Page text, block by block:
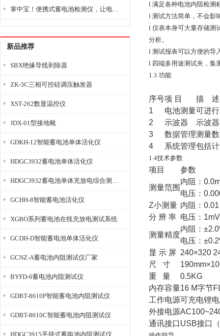
掌中宝！便携式蓄电池检测仪，让电池检测变得简单又快捷！
新品推荐
SBX绝缘导线剥除器
ZK-3C三相可控硅调压触发器
XST-262数显温控仪
JDX-01型接地靴
GDKH-12智能蓄电池单体活化仪
HDGC3932蓄电池单体活化仪
HDGC3932蓄电池单体充放电综合测试仪
GCHH-8智能蓄电池活化仪
XGBO系列蓄电池在线充放电测试系统
GCDH-D智能蓄电池单体活化仪
GCNZ-A蓄电池内阻测试仪厂家
BYFD-6蓄电池内阻测试仪
GDBT-8610P智能蓄电池内阻测试仪
GDBT-8610C智能蓄电池内阻测试仪
HDGC3915手持式蓄电池内阻测试仪厂家
l 满足各种电池内阻检
l 测试方法简单，不会影
l 仪表本身可大量存储测
分析。
l 测试报表可以方便的导
l 四端多用途测试夹，集
1.3 功能
序号项 目
描 述
1
电池测量可进
2
示波器
示波
3
数据管理测量
4
系统管理包括
1.4技术参数
项目 参数
测量范围
内阻：
电压：
Z小测量
分 辨 率
内阻：
电压：1mV
测量精度
内阻：
电压：
显 示 屏 240×320
尺 寸
重 量
0.5KG
内存容量16 M字节
工作电源可充电锂
外接电源
通讯接口USB接口